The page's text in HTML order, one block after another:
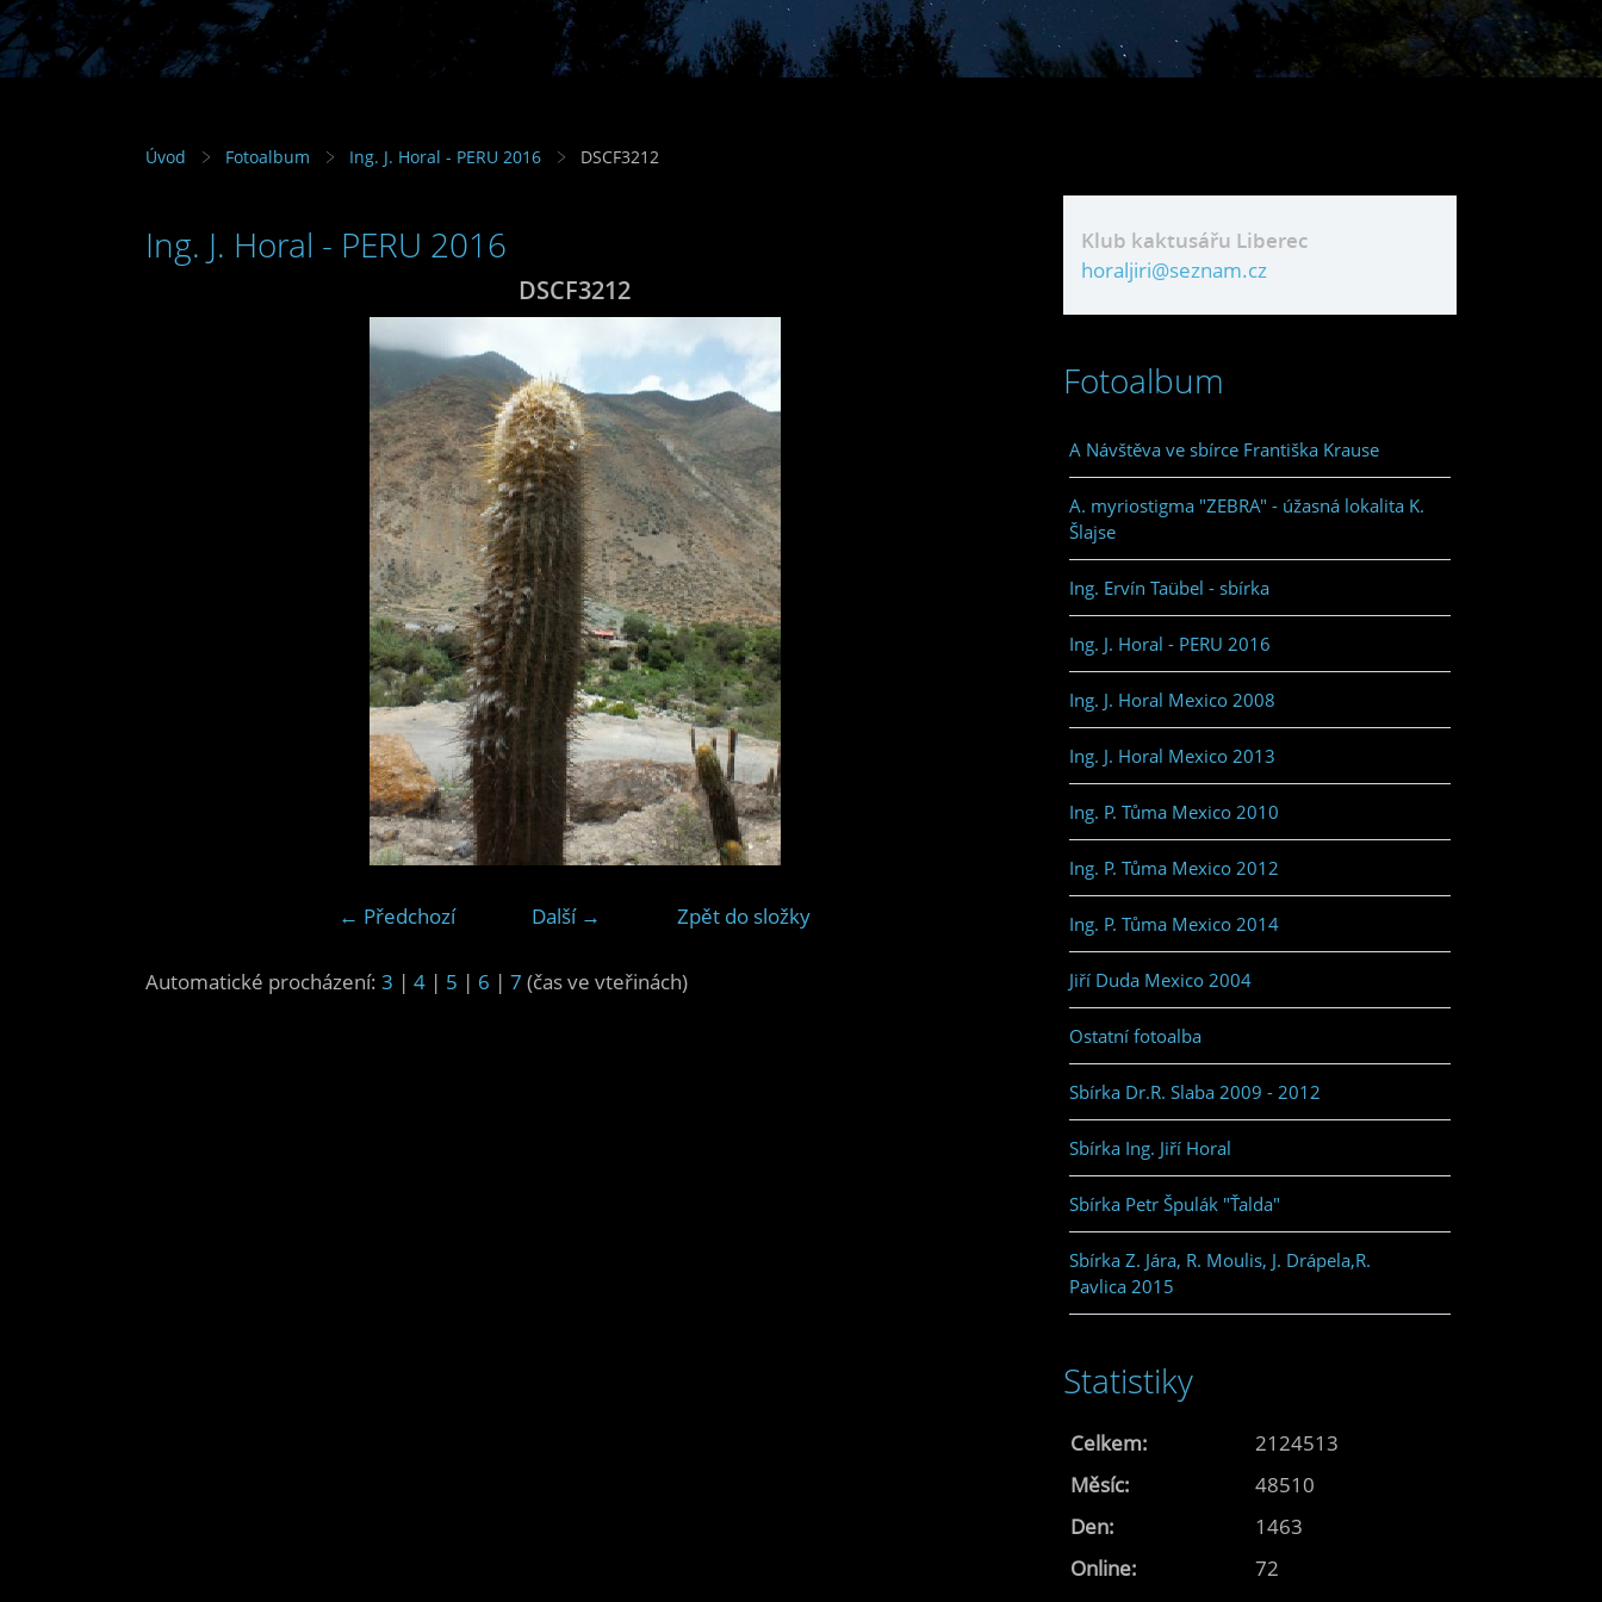
Úvod Fotoalbum Ing. J. Horal - PERU 2016 DSCF3212
Ing. J. Horal - PERU 2016
DSCF3212
← Předchozí Další → Zpět do složky
Automatické procházení: 3 | 4 | 5 | 6 | 7 (čas ve vteřinách)
Klub kaktusářu Liberec
horaljiri@seznam.cz
Fotoalbum
A Návštěva ve sbírce Františka Krause
A. myriostigma "ZEBRA" - úžasná lokalita K.
Šlajse
Ing. Ervín Taübel - sbírka
Ing. J. Horal - PERU 2016
Ing. J. Horal Mexico 2008
Ing. J. Horal Mexico 2013
Ing. P. Tůma Mexico 2010
Ing. P. Tůma Mexico 2012
Ing. P. Tůma Mexico 2014
Jiří Duda Mexico 2004
Ostatní fotoalba
Sbírka Dr.R. Slaba 2009 - 2012
Sbírka Ing. Jiří Horal
Sbírka Petr Špulák "Ťalda"
Sbírka Z. Jára, R. Moulis, J. Drápela,R.
Pavlica 2015
Statistiky
Online: 72
Celkem:
2124513
Měsíc:
48510
Den:
1463